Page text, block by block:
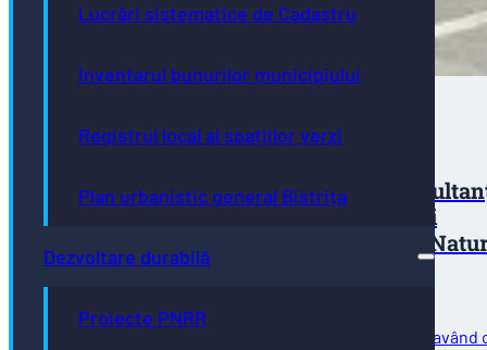
Lucrări sistematice de Cadastru
Inventarul bunurilor municipiului
Registrul local al spațiilor verzi
Plan urbanistic general Bistrița
Dezvoltare durabilă
Proiecte PNRR
atribuirii contractului: Servicii de
pentru elaborare Studiu inventariere și
cartografiere a speciilor si habitatelor
2000 precum și a speciilor invazive din
municipiul Bistrita
În vederea atribuirii contractului de achiziție publică având